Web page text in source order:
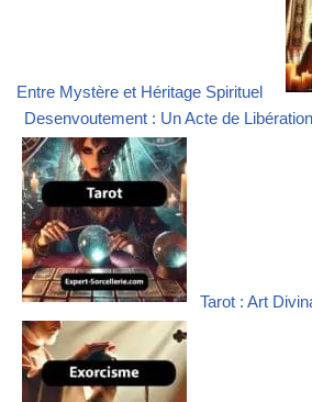
Entre Mystère et Héritage Spirituel
Desenvoutement : Un Acte de
Tarot : Art